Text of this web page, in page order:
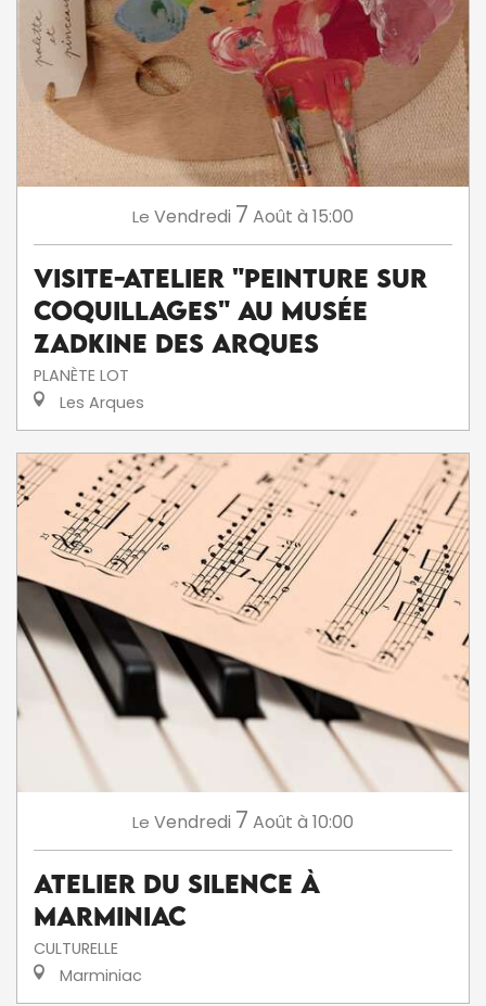
Le Vendredi 7 Août à 15:00
Visite-atelier "Peinture sur
coquillages" au musée
Zadkine des Arques
PLANÈTE LOT
Les Arques
Le Vendredi 7 Août à 10:00
Atelier du silence à
Marminiac
CULTURELLE
Marminiac